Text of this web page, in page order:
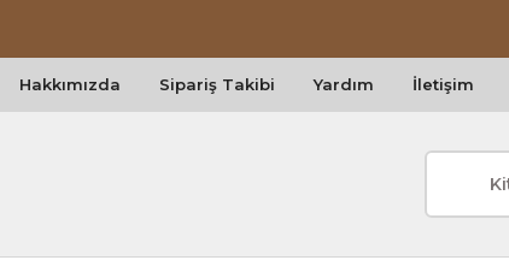
Hakkımızda Sipariş Takibi Yardım İletişim